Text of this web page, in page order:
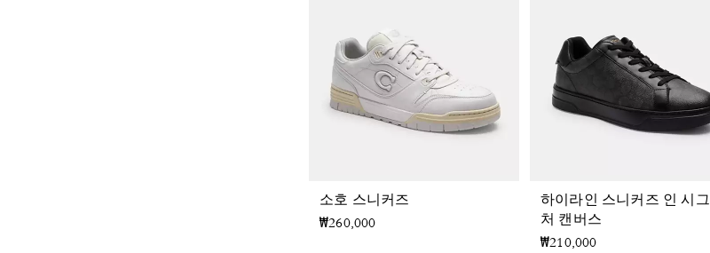
소호 스니커즈
₩260,000
하이라인 스니커즈 인 시그
처 캔버스
₩210,000